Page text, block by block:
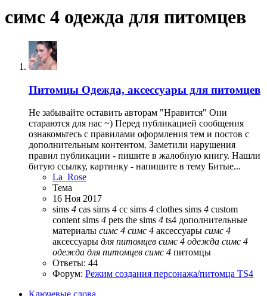
симс 4 одежда для питомцев
Питомцы Одежда, аксессуары для питомцев
Не забывайте оставить авторам "Нравится" Они
стараются для нас ~) Перед публикацией сообщения
ознакомьтесь с правилами оформления тем и постов с
дополнительным контентом. Заметили нарушения
правил публикации - пишите в жалобную книгу. Нашли
битую ссылку, картинку - напишите в тему Битые...
La_Rose
Тема
16 Ноя 2017
sims 4 cas sims 4 cc sims 4 clothes sims 4 custom
content sims 4 pets the sims 4 ts4 дополнительные
материалы симс 4 симс 4 аксессуары симс 4
аксессуары для питомцев симс 4 одежда симс 4
одежда для питомцев симс 4 питомцы
Ответы: 44
Форум: Режим создания персонажа/питомца TS4